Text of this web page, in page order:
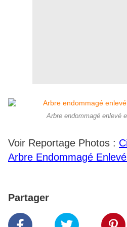
Arbre endommagé enlevé
Voir Reportage Photos :
Arbre Endommagé
Partager